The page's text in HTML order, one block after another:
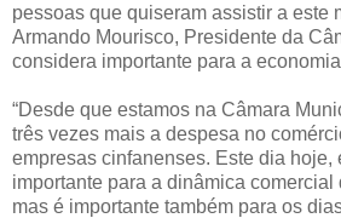
pessoas que quiseram assistir a este
Armando Mourisco, Presidente da
considera importante para a
“Desde que estamos na Câmara
três vezes mais a despesa no
empresas cinfanenses. Este dia hoje,
importante para a dinâmica comercial
mas é importante também para os